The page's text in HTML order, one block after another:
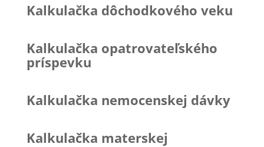
Kalkulačka dôchodkového veku
Kalkulačka opatrovateľského
príspevku
Kalkulačka nemocenskej dávky
Kalkulačka materskej